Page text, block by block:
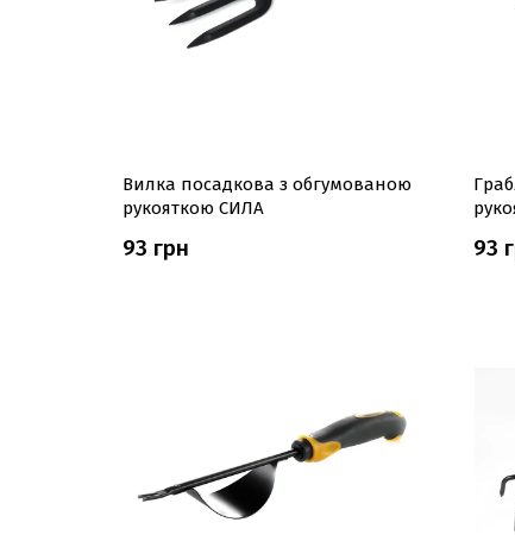
Вилка посадкова з обгумованою
рукояткою СИЛА
93 грн 93